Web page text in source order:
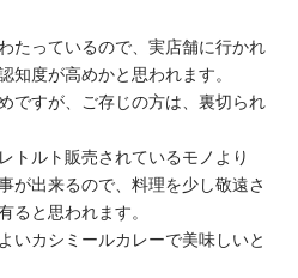
たっているので、実店舗に行かれ
知度が高めかと思われます。
ですが、ご存じの方は、裏切られ
トルト販売されているモノより
が出来るので、料理を少し敬遠さ
ると思われます。
いカシミールカレーで美味しいと